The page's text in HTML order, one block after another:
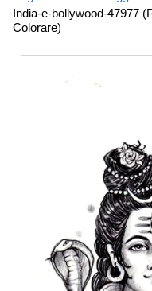
India-e-bollywood-47977
Colorare)